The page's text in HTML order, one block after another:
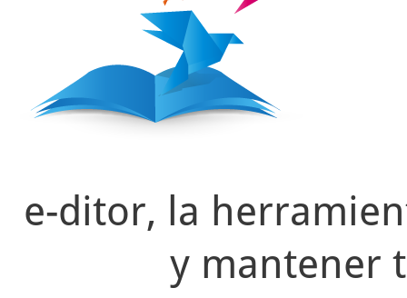
e-ditor, la
y mantener